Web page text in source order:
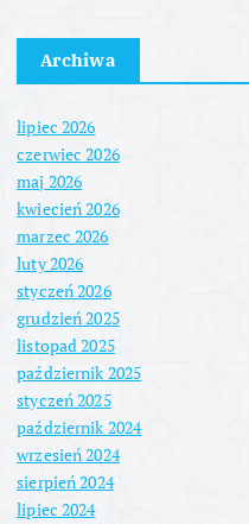
Archiwa
lipiec 2026
czerwiec 2026
maj 2026
kwiecień 2026
marzec 2026
luty 2026
styczeń 2026
grudzień 2025
listopad 2025
październik 2025
styczeń 2025
październik 2024
wrzesień 2024
sierpień 2024
lipiec 2024